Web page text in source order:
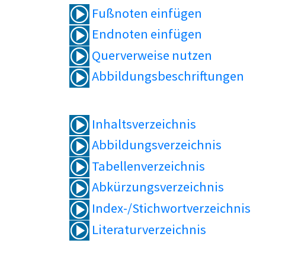
Fußnoten einfügen
Endnoten einfügen
Querverweise nutzen
Abbildungsbeschriftungen
Inhaltsverzeichnis
Abbildungsverzeichnis
Tabellenverzeichnis
Abkürzungsverzeichnis
Index-/Stichwortverzeichnis
Literaturverzeichnis